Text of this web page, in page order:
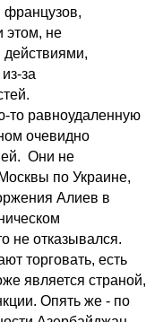
французов,
этом, не
за
то равноудаленную
очевидно
Они не
по Украине,
Алиев в
не отказывался.
торговать, есть
является страной,
Опять же - по